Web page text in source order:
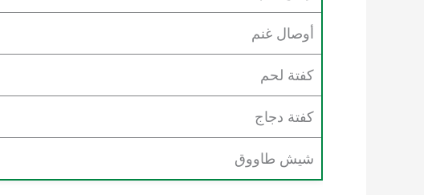
أوصال غنم
كفتة لحم
كفتة دجاج
شيش طاووق